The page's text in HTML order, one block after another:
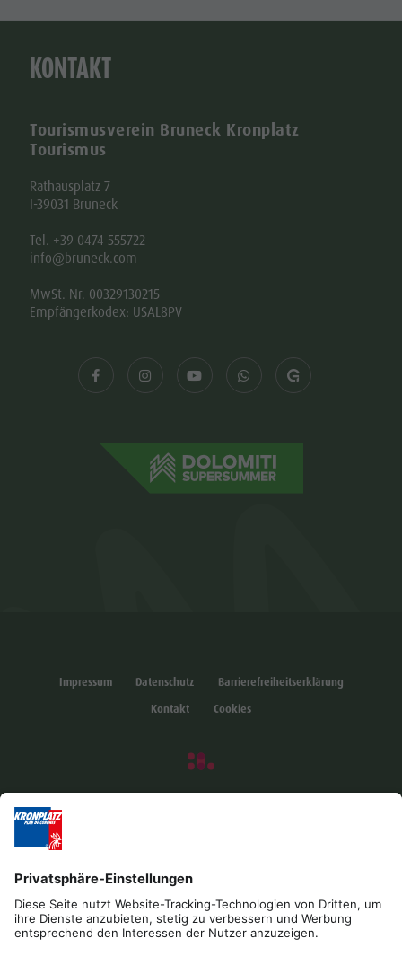
KONTAKT
Tourismusverein Bruneck Kronplatz
Tourismus
Rathausplatz 7
I-39031 Bruneck
Tel. +39 0474 555722
info@bruneck.com
MwSt. Nr. 00329130215
Empfängerkodex: USAL8PV
Impressum Datenschutz
Barrierefreiheitserklärung
Kontakt
Cookies